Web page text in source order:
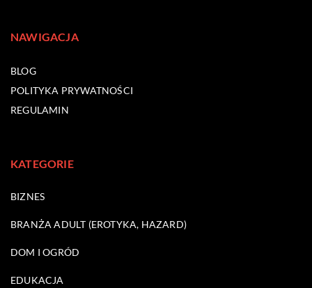
NAWIGACJA
BLOG
POLITYKA PRYWATNOŚCI
REGULAMIN
KATEGORIE
BIZNES
BRANŻA ADULT (EROTYKA, HAZARD)
DOM I OGRÓD
EDUKACJA